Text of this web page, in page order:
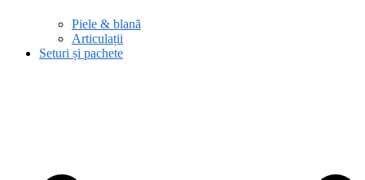
Piele & blană
Articulații
Seturi și pachete